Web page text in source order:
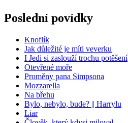
Poslední povídky
Knoflík
Jak důležité je míti veverku
I Jedi si zaslouží trochu potěšení
Otevřené moře
Proměny pana Simpsona
Mozzarella
Na břehu
Bylo, nebylo, bude? || Harrylu
Liar